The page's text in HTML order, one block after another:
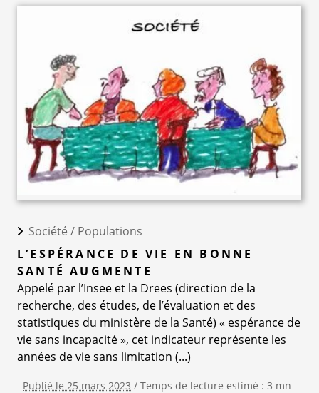
Société / Populations
L’ESPÉRANCE DE VIE EN BONNE
SANTÉ AUGMENTE
Appelé par l’Insee et la Drees (direction de la
recherche, des études, de l’évaluation et des
statistiques du ministère de la Santé) « espérance de
vie sans incapacité », cet indicateur représente les
années de vie sans limitation (...)
Publié le 25 mars 2023 / Temps de lecture estimé : 3 mn